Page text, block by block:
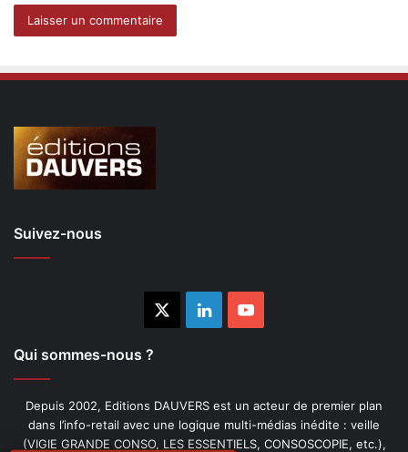
Suivez-nous
LinkedinYouTube
Qui sommes-nous ?
Depuis 2002, Editions DAUVERS est un acteur de premier plan
dans l’info-retail avec une logique multi-médias inédite : veille
(VIGIE GRANDE CONSO, LES ESSENTIELS, CONSOSCOPIE, etc.),